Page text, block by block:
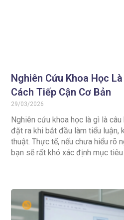
Nghiên Cứu Khoa Học
Cách Tiếp Cận Cơ Bản
29/03/2026
Nghiên cứu khoa học là gì là
đặt ra khi bắt đầu làm tiểu luận,
thuật. Thực tế, nếu chưa hiểu rõ
bạn sẽ rất khó xác định mục